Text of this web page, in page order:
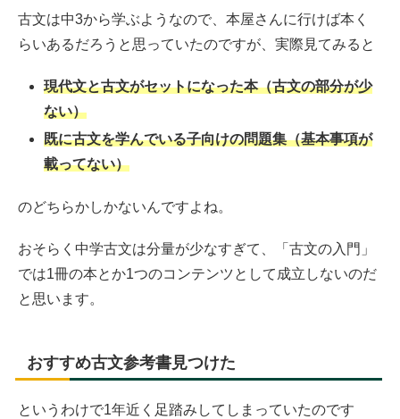
古文は中3から学ぶようなので、本屋さんに行けば本く
らいあるだろうと思っていたのですが、実際見てみると
現代文と古文がセットになった本（古文の部分が少
ない）
既に古文を学んでいる子向けの問題集（基本事項が
載ってない）
のどちらかしかないんですよね。
おそらく中学古文は分量が少なすぎて、「古文の入門」
では1冊の本とか1つのコンテンツとして成立しないのだ
と思います。
おすすめ古文参考書見つけた
というわけで1年近く足踏みしてしまっていたのです